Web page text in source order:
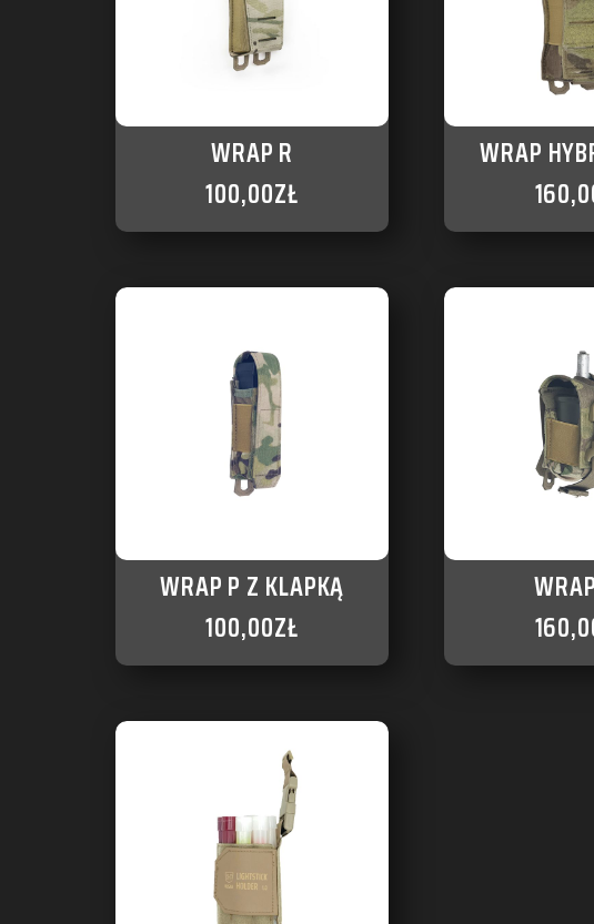
WRAP R
100,00ZŁ
WRAP
WRAP P Z KLAPKĄ
100,00ZŁ